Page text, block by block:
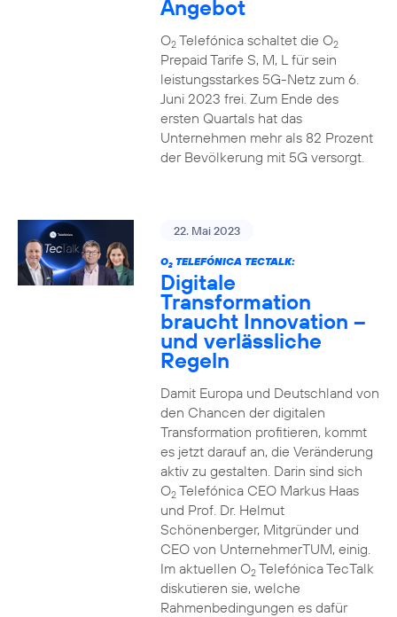
Angebot
O2Telefónica schaltet die O2
Prepaid Tarife S, M, L für sein
leistungsstarkes 5G-Netz zum 6.
Juni 2023 frei. Zum Ende des
ersten Quartals hat das
Unternehmen mehr als 82 Prozent
der Bevölkerung mit 5G versorgt.
22. Mai 2023
O2TELEFÓNICA TECTALK:
Digitale
Transformation
braucht Innovation –
und verlässliche
Regeln
Damit Europa und Deutschland von
den Chancen der digitalen
Transformation profitieren, kommt
es jetzt darauf an, die Veränderung
aktiv zu gestalten. Darin sind sich
O2Telefónica CEO Markus Haas
und Prof. Dr. Helmut
Schönenberger, Mitgründer und
CEO von UnternehmerTUM, einig.
Im aktuellen O2Telefónica TecTalk
diskutieren sie, welche
Rahmenbedingungen es dafür